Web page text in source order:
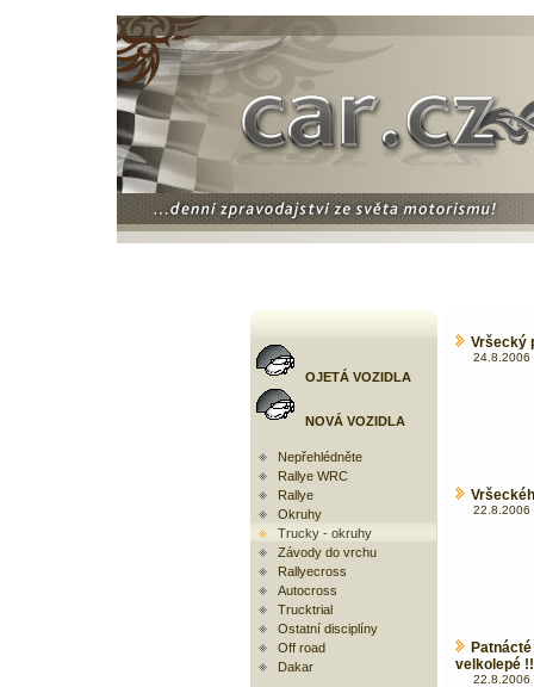
OJETÁ VOZIDLA
NOVÁ VOZIDLA
Nepřehlédněte
Rallye WRC
Rallye
Okruhy
Trucky - okruhy
Závody do vrchu
Rallyecross
Autocross
Trucktrial
Ostatní disciplíny
Off road
Dakar
Vršecký
24.8.2006
22.8.2006
velkolepé !!
22.8.2006